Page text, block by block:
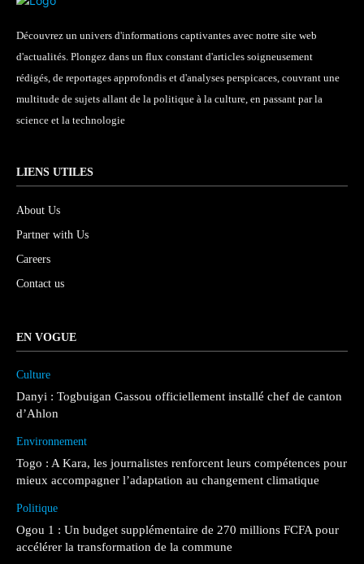
Découvrez un univers d'informations captivantes avec notre site web
d'actualités. Plongez dans un flux constant d'articles soigneusement
rédigés, de reportages approfondis et d'analyses perspicaces, couvrant une
multitude de sujets allant de la politique à la culture, en passant par la
science et la technologie
LIENS UTILES
About Us
Partner with Us
Careers
Contact us
EN VOGUE
Culture
Danyi : Togbuigan Gassou officiellement installé chef de canton
d’Ahlon
Environnement
Togo : A Kara, les journalistes renforcent leurs compétences pour
mieux accompagner l’adaptation au changement climatique
Politique
Ogou 1 : Un budget supplémentaire de 270 millions FCFA pour
accélérer la transformation de la commune